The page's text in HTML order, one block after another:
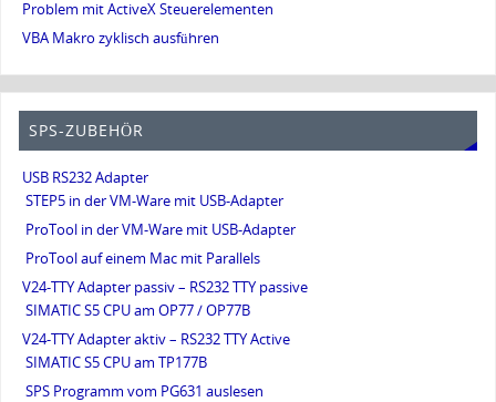
Problem mit ActiveX Steuerelementen
VBA Makro zyklisch ausführen
SPS-ZUBEHÖR
USB RS232 Adapter
STEP5 in der VM-Ware mit USB-Adapter
ProTool in der VM-Ware mit USB-Adapter
ProTool auf einem Mac mit Parallels
V24-TTY Adapter passiv – RS232 TTY passive
SIMATIC S5 CPU am OP77 / OP77B
V24-TTY Adapter aktiv – RS232 TTY Active
SIMATIC S5 CPU am TP177B
SPS Programm vom PG631 auslesen